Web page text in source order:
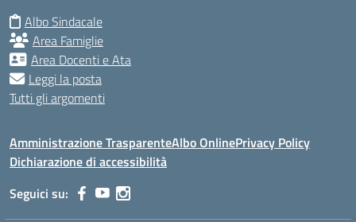
Albo Sindacale
Area Famiglie
Area Docenti e Ata
Leggi la posta
Tutti gli argomenti
Amministrazione TrasparenteAlbo OnlinePrivacy Policy
Dichiarazione di accessibilità
Seguici su: